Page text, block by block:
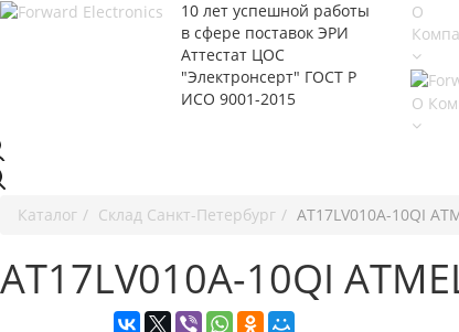
10 лет успешной работы
в сфере поставок ЭРИ
Аттестат ЦОС
"Электронсерт" ГОСТ Р
ИСО 9001-2015
О
О
Каталог Cклад Санкт-Петербург AT17LV010A-10QI
AT17LV010A-10QI